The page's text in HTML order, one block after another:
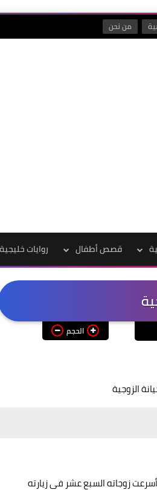
من نحن
قصص أطفال روايات خليجية
الحجم
الزوجية
زوجاته السبع عشر فى زيارته